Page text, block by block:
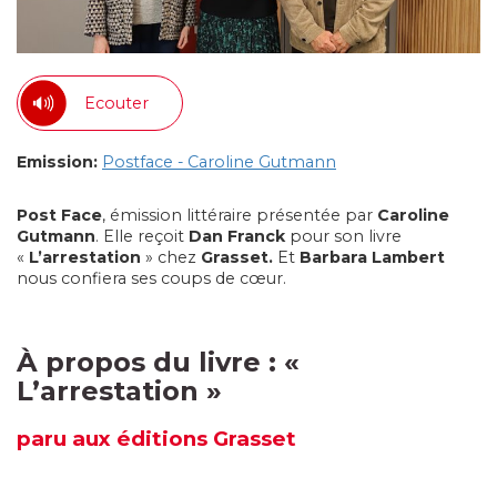
Ecouter
Emission: Postface - Caroline Gutmann
Post Face, émission littéraire présentée par Caroline
Gutmann. Elle reçoit Dan Franckpour son livre
« L’arrestation » chez Grasset. Et Barbara Lambert
nous confiera ses coups de cœur.
À propos du livre : «
L’arrestation »
paru aux éditions Grasset